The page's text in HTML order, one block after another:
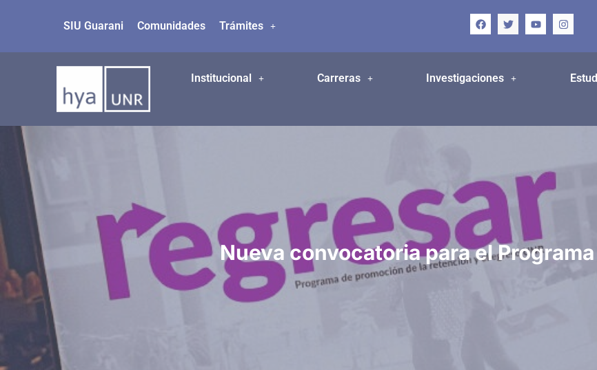
al
SIU Guarani Comunidades Trámites
Institucional Carreras Investigaciones
Nueva convocatoria para el